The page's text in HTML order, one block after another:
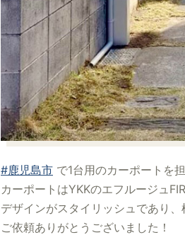
#鹿児島市 で1台用のカーポートを
カーポートはYKKのエフルージュ
デザインがスタイリッシュであり
ご依頼ありがとうございました！